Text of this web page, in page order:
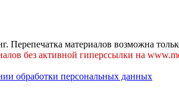
Перепечатка материалов возможна
без активной гиперссылки на
обработки персональных данных